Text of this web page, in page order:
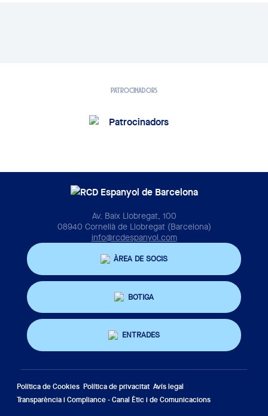
PATROCINADORS
Av. Baix Llobregat, 100
08940 Cornellà de Llobregat (Barcelona)
info@rcdespanyol.com
ÀREA DE SOCIS
BOTIGA
ENTRADES
Política de Cookies Política de privacitat Avís legal
Transparència i Compliance - Canal Ètic i de Comunicacions